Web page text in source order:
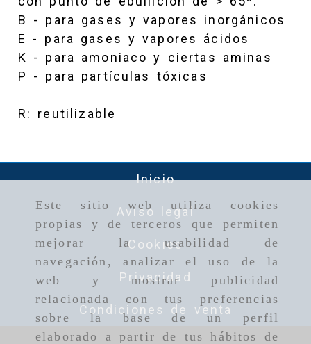
Este sitio web utiliza cookies
propias y de terceros que permiten
mejorar la usabilidad de
navegación, analizar el uso de la
web y mostrar publicidad
relacionada con tus preferencias
sobre la base de un perfil
elaborado a partir de tus hábitos de
B - para gases y vapores inorgánicos
E - para gases y vapores ácidos
K - para amoniaco y ciertas aminas
P - para partículas tóxicas
R: reutilizable
Inicio
Aviso legal
Cookies
Privacidad
Condiciones de venta